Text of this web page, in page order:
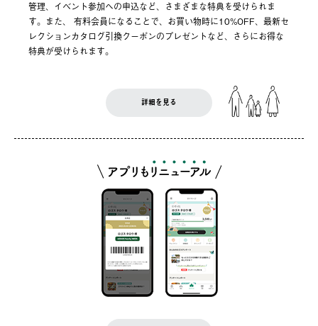
管理、イベント参加への申込など、さまざまな特典を受けられま
す。また、 有料会員になることで、お買い物時に10%OFF、最新セ
レクションカタログ引換クーポンのプレゼントなど、さらにお得な
特典が受けられます。
詳細を見る